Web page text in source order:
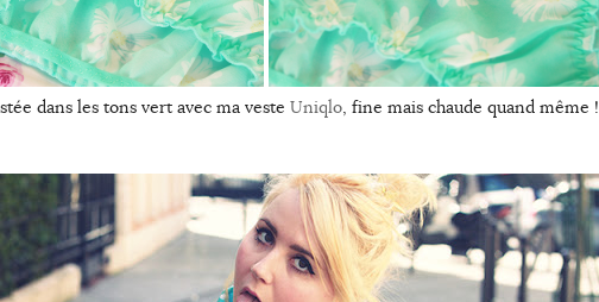
dans les tons vert avec ma veste Uniqlo, fine mais chaude quand même !